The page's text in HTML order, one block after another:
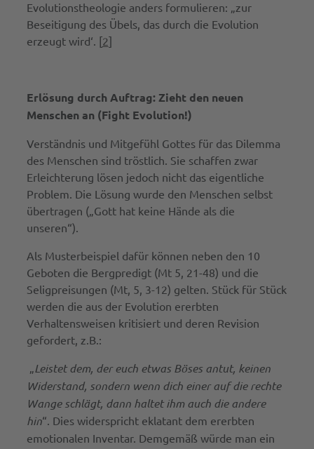
Evolutionstheologie anders formulieren: „zur
Beseitigung des Übels, das durch die Evolution
erzeugt wird‘. [2]
Erlösung durch Auftrag: Zieht den neuen
Menschen an (Fight Evolution!)
Verständnis und Mitgefühl Gottes für das Dilemma
des Menschen sind tröstlich. Sie schaffen zwar
Erleichterung lösen jedoch nicht das eigentliche
Problem. Die Lösung wurde den Menschen selbst
übertragen („Gott hat keine Hände als die
unseren“).
Als Musterbeispiel dafür können neben den 10
Geboten die Bergpredigt (Mt 5, 21-48) und die
Seligpreisungen (Mt, 5, 3-12) gelten. Stück für Stück
werden die aus der Evolution ererbten
Verhaltensweisen kritisiert und deren Revision
gefordert, z.B.:
„Leistet dem, der euch etwas Böses antut, keinen
Widerstand, sondern wenn dich einer auf die rechte
Wange schlägt, dann haltet ihm auch die andere
hin“. Dies widerspricht eklatant dem ererbten
emotionalen Inventar. Demgemäß würde man ein